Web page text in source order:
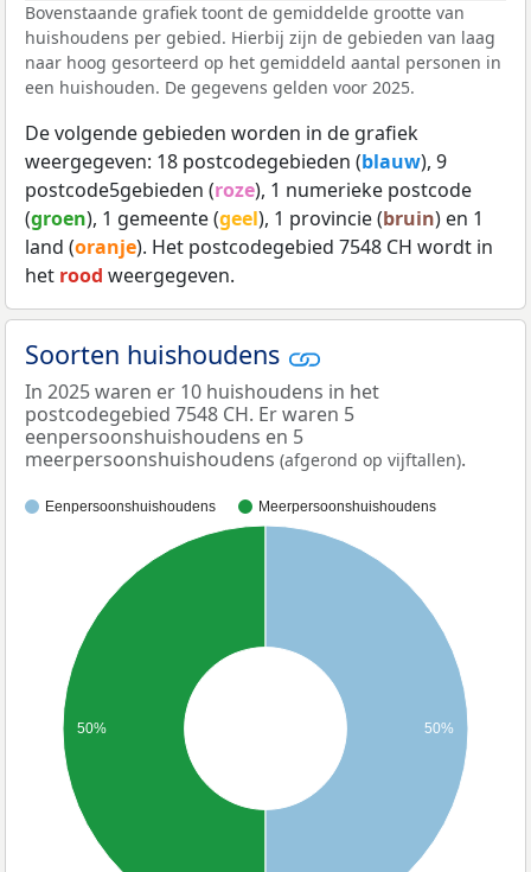
Bovenstaande grafiek toont de gemiddelde grootte van
huishoudens per gebied. Hierbij zijn de gebieden van laag
naar hoog gesorteerd op het gemiddeld aantal personen in
een huishouden. De gegevens gelden voor 2025.
De volgende gebieden worden in de grafiek
weergegeven: 18 postcodegebieden (blauw), 9
postcode5gebieden (roze), 1 numerieke postcode
(groen), 1 gemeente (geel), 1 provincie (bruin) en 1
land (oranje). Het postcodegebied 7548 CH wordt in
het rood weergegeven.
Soorten huishoudens
In 2025 waren er 10 huishoudens in het
postcodegebied 7548 CH. Er waren 5
eenpersoonshuishoudens en 5
meerpersoonshuishoudens (afgerond op vijftallen).
Eenpersoonshuishoudens Meerpersoonshuishoudens
50% 50%